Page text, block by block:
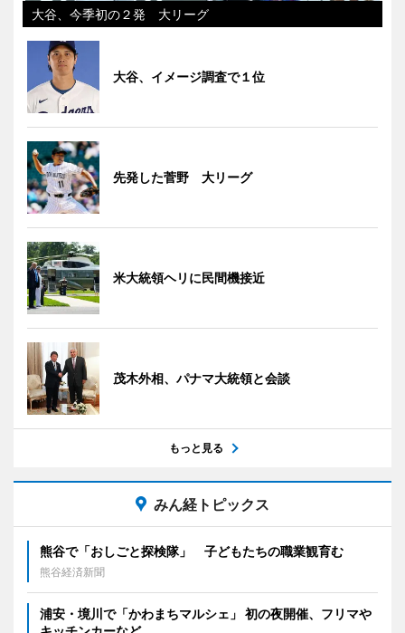
大谷、今季初の２発 大リーグ
大谷、イメージ調査で１位
先発した菅野 大リーグ
米大統領ヘリに民間機接近
茂木外相、パナマ大統領と会談
もっと見る
みん経トピックス
熊谷で「おしごと探検隊」 子どもたちの職業観育む
熊谷経済新聞
浦安・境川で「かわまちマルシェ」 初の夜開催、フリマや